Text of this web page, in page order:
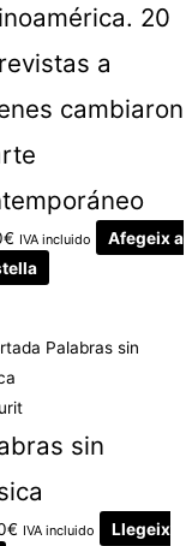
20
a
cambiaron
€ IVA incluido
Afegeix a
sin
€ IVA incluido
Llegeix